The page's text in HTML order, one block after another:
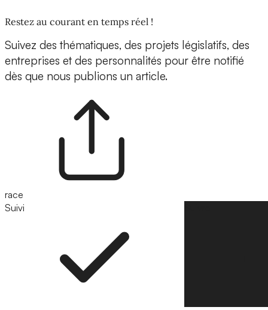
Restez au courant en temps réel !
Suivez des thématiques, des projets législatifs, des
entreprises et des personnalités pour être notifié
dès que nous publions un article.
race
Suivi